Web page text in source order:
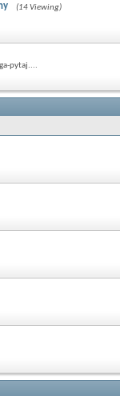
(14 Viewing)
pytaj....